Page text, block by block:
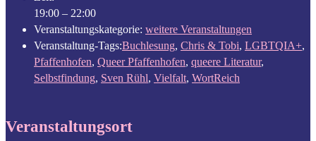
19:00 – 22:00
Veranstaltungskategorie: weitere Veranstaltungen
Veranstaltung-Tags:Buchlesung, Chris & Tobi, LGBTQIA+,
Pfaffenhofen, Queer Pfaffenhofen, queere Literatur,
Selbstfindung, Sven Rühl, Vielfalt, WortReich
Veranstaltungsort